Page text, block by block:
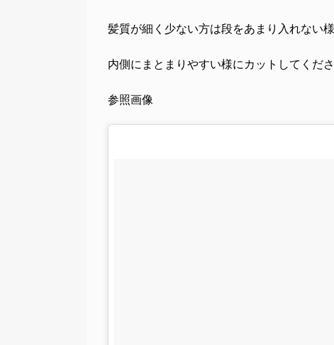
髪質が細く少ない方は段をあまり入れない
内側にまとまりやすい様にカットしてくださ
参照画像